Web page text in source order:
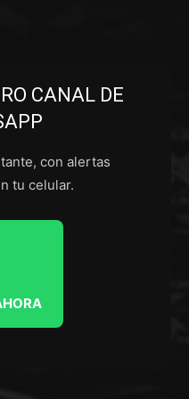
CANAL DE
con alertas
tu celular.